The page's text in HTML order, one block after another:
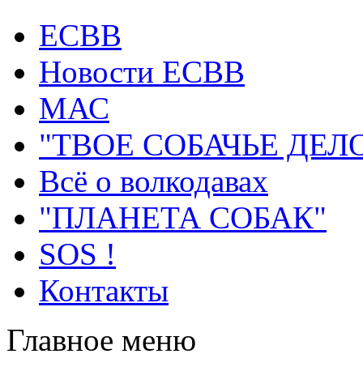
ECВB
Новости ЕСВВ
МАС
"ТВОЕ СОБАЧЬЕ
Всё о волкодавах
"ПЛАНЕТА СОБАК"
SOS !
Контакты
Главное меню